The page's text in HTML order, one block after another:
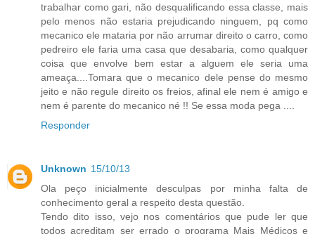
trabalhar como gari, não desqualificando essa classe, mais
pelo menos não estaria prejudicando ninguem, pq como
mecanico ele mataria por não arrumar direito o carro, como
pedreiro ele faria uma casa que desabaria, como qualquer
coisa que envolve bem estar a alguem ele seria uma
ameaça....Tomara que o mecanico dele pense do mesmo
jeito e não regule direito os freios, afinal ele nem é amigo e
nem é parente do mecanico né !! Se essa moda pega ....
Responder
Unknown 15/10/13
Ola peço inicialmente desculpas por minha falta de
conhecimento geral a respeito desta questão.
Tendo dito isso, vejo nos comentários que pude ler que
todos acreditam ser errado o programa Mais Médicos e